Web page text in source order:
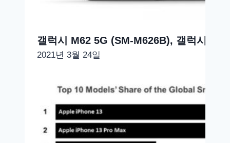
갤럭시 M62 5G (SM-M626B), 갤럭시
2021년 3월 24일